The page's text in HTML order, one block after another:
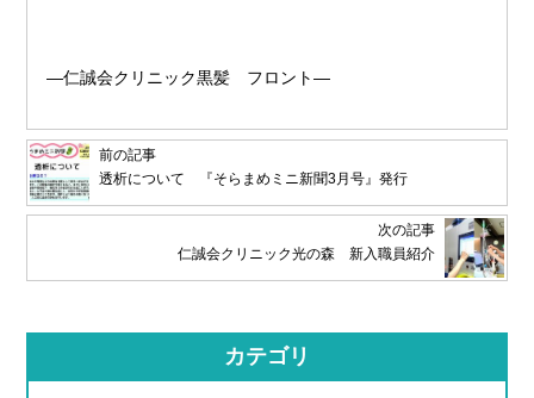
―仁誠会クリニック黒髪 フロント―
前の記事
透析について 『そらまめミニ新聞3月号』発行
次の記事
仁誠会クリニック光の森 新入職員紹介
カテゴリ